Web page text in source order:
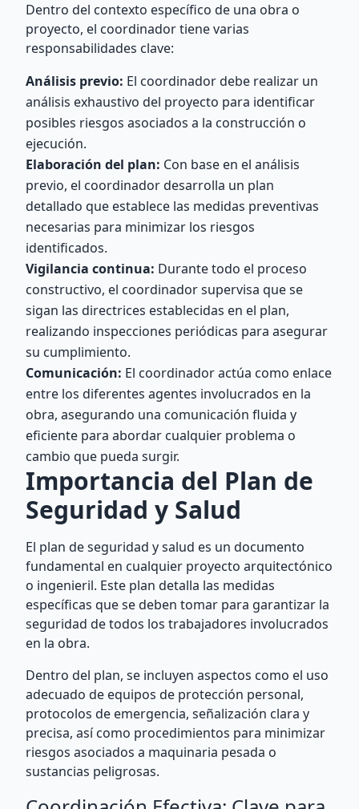
Dentro del contexto específico de una obra o
proyecto, el coordinador tiene varias
responsabilidades clave:
Análisis previo: El coordinador debe realizar un
análisis exhaustivo del proyecto para identificar
posibles riesgos asociados a la construcción o
ejecución.
Elaboración del plan: Con base en el análisis
previo, el coordinador desarrolla un plan
detallado que establece las medidas preventivas
necesarias para minimizar los riesgos
identificados.
Vigilancia continua: Durante todo el proceso
constructivo, el coordinador supervisa que se
sigan las directrices establecidas en el plan,
realizando inspecciones periódicas para asegurar
su cumplimiento.
Comunicación: El coordinador actúa como enlace
entre los diferentes agentes involucrados en la
obra, asegurando una comunicación fluida y
eficiente para abordar cualquier problema o
cambio que pueda surgir.
Importancia del Plan de
Seguridad y Salud
El plan de seguridad y salud es un documento
fundamental en cualquier proyecto arquitectónico
o ingenieril. Este plan detalla las medidas
específicas que se deben tomar para garantizar la
seguridad de todos los trabajadores involucrados
en la obra.
Dentro del plan, se incluyen aspectos como el uso
adecuado de equipos de protección personal,
protocolos de emergencia, señalización clara y
precisa, así como procedimientos para minimizar
riesgos asociados a maquinaria pesada o
sustancias peligrosas.